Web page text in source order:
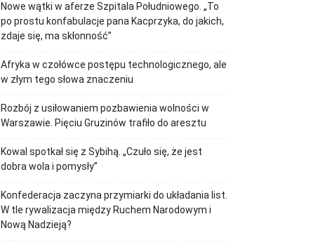
Nowe wątki w aferze Szpitala Południowego. „To
po prostu konfabulacje pana Kacprzyka, do jakich,
zdaje się, ma skłonność”
Afryka w czołówce postępu technologicznego, ale
w złym tego słowa znaczeniu
Rozbój z usiłowaniem pozbawienia wolności w
Warszawie. Pięciu Gruzinów trafiło do aresztu
Kowal spotkał się z Sybihą. „Czuło się, że jest
dobra wola i pomysły”
Konfederacja zaczyna przymiarki do układania list.
W tle rywalizacja między Ruchem Narodowym i
Nową Nadzieją?